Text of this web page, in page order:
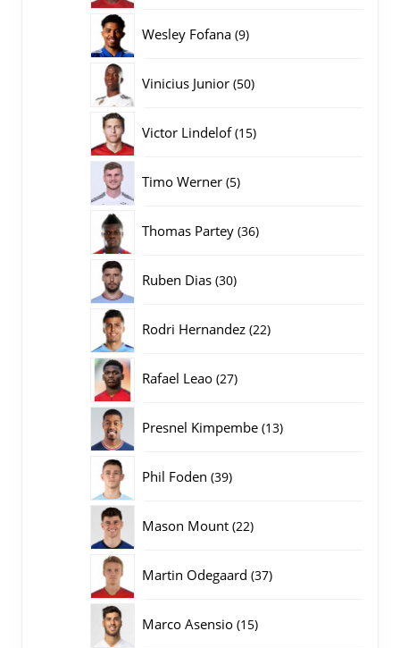
Wesley Fofana 99
Vinicius Junior 5050
Victor Lindelof 1515
Timo Werner 55
Thomas Partey 3636
Ruben Dias 3030
Rodri Hernandez 2222
Rafael Leao 2727
Presnel Kimpembe 1313
Phil Foden 3939
Mason Mount 2222
Martin Odegaard 3737
Marco Asensio 1515